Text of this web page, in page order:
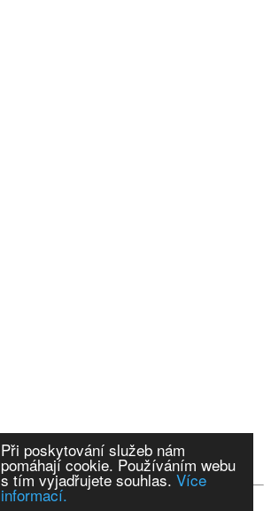
Při poskytování služeb nám
pomáhají cookie. Používáním webu
s tím vyjadřujete souhlas. Více
informací.